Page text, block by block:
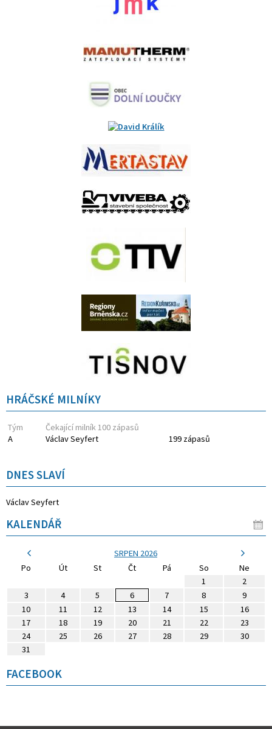
HRÁČSKÉ MILNÍKY
Tým
Čekající milník 100 zápasů
A
Václav Seyfert 199 zápasů
DNES SLAVÍ
Václav Seyfert
KALENDÁŘ
SRPEN 2026
Po
Út St Čt Pá So
Ne
1
2
3
4 5 6 7 8
9
10
11 12 13 14 15
16
17
18 19 20 21 22
23
24
25 26 27 28 29
30
31
FACEBOOK